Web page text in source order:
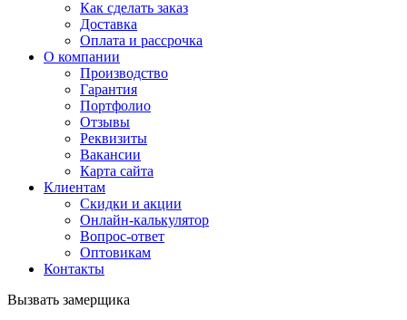
Как сделать заказ
Доставка
Оплата и рассрочка
О компании
Производство
Гарантия
Портфолио
Отзывы
Реквизиты
Вакансии
Карта сайта
Клиентам
Скидки и акции
Онлайн-калькулятор
Вопрос-ответ
Оптовикам
Контакты
Вызвать замерщика